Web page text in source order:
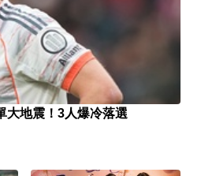
大地震！3人爆冷落選